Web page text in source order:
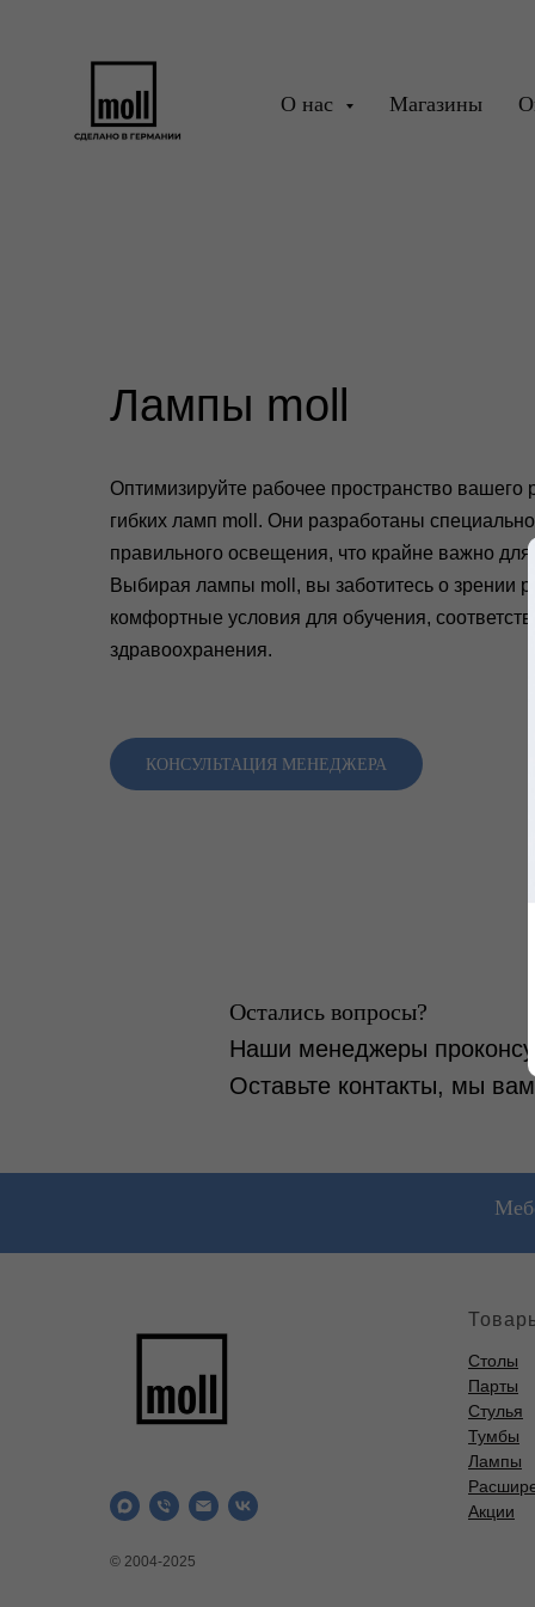
О нас Магазины
СТОЛЫ
Лампы moll
Оптимизируйте рабочее пространство
гибких ламп moll. Они разработаны
правильного освещения, что крайне важно для
Выбирая лампы moll, вы заботитесь о зрении
комфортные условия для обучения,
здравоохранения.
КОНСУЛЬТАЦИЯ МЕНЕДЖЕРА
Остались вопросы?
Наши менеджеры
Оставьте контакты, мы
© 2004-2025
Столы
Парты
Стулья
Тумбы
Лампы
Акции